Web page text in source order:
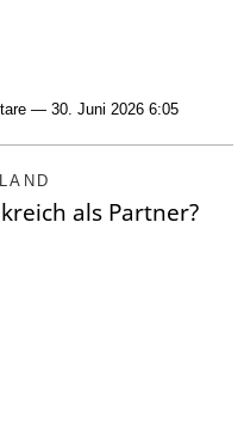
— 30. Juni 2026 6:05
als Partner?